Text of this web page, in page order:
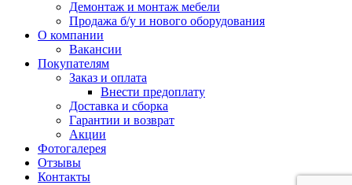
Демонтаж и монтаж мебели
Продажа б/у и нового оборудования
О компании
Вакансии
Покупателям
Заказ и оплата
Внести предоплату
Доставка и сборка
Гарантии и возврат
Акции
Фотогалерея
Отзывы
Контакты